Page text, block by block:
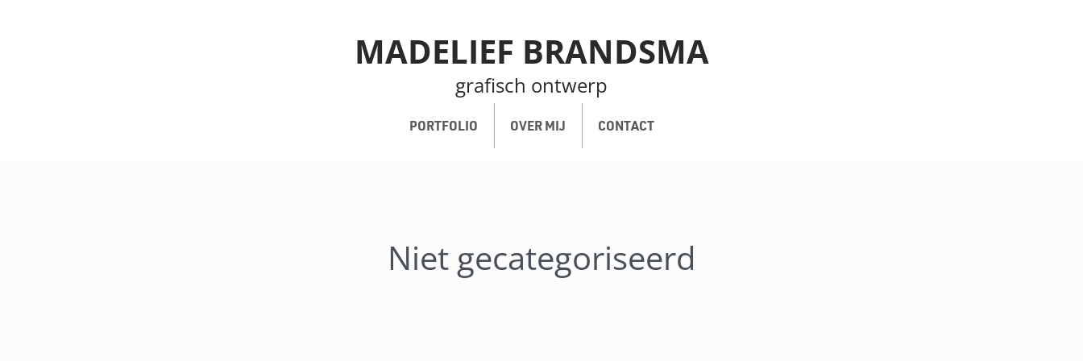
MADELIEF BRANDSMA
grafisch ontwerp
PORTFOLIO OVER MIJ CONTACT
Niet gecategoriseerd